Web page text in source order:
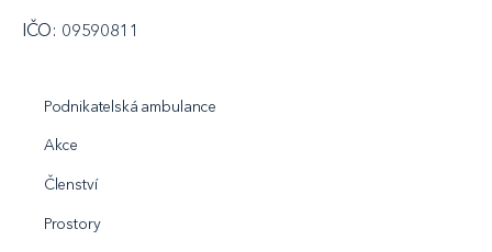
IČO: 09590811
Podnikatelská ambulance
Akce
Členství
Prostory